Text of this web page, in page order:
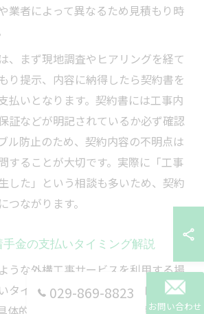
業者によって異なるため見積もり時
、まず現地調査やヒアリングを経て
り提示、内容に納得したら契約書を
払いとなります。契約書には工事内
証などが明記されているか必ず確認
ル防止のため、契約内容の不明点は
することが大切です。実際に「工事
した」という相談も多いため、契約
つながります。
金の支払いタイミング解説
うな外構工事サービスを利用する場
タイミングは契約締結後、工事着工
体的には、設計プランと見積もりに
029-869-8823
お問い合わせ